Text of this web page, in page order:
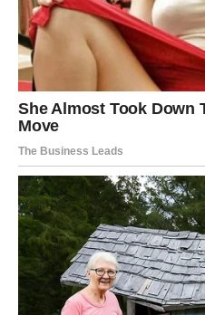
Održavanje bijelog rublja ne
pravilne navike i
oslanjate na visoke
način pranja vrsti odjeće i
mrlja i nekoliko jednostavnih
ostati:
svježe
čisto
meko
i besprijekorno bijelo